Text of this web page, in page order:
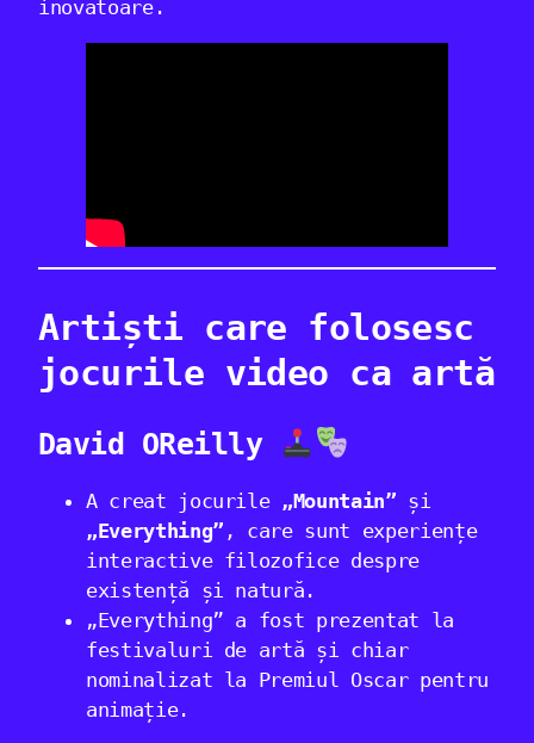
inovatoare.
Artiști care folosesc
jocurile video ca artă
David OReilly
A creat jocurile „Mountain” și
„Everything” , care sunt experiențe
interactive filozofice despre
existență și natură.
„Everything” a fost prezentat la
festivaluri de artă și chiar
nominalizat la Premiul Oscar pentru
animație.